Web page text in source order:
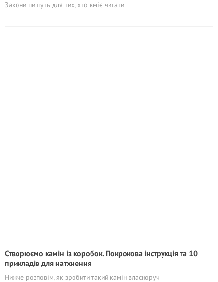
Закони пишуть для тих, хто вміє читати
Створюємо камін із коробок. Покрокова інструкція та 10
прикладів для натхнення
Нижче розповім, як зробити такий камін власноруч